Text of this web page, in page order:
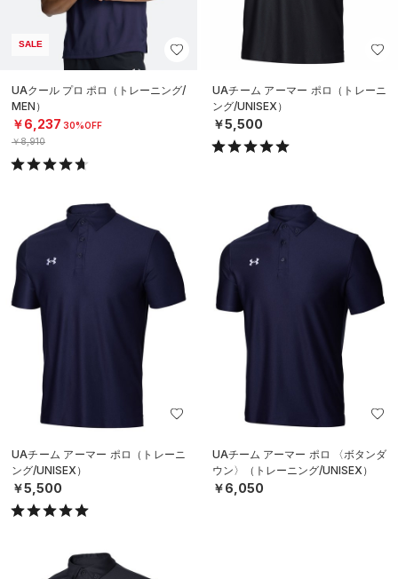
SALE
UAクール プロ ポロ（トレーニング/
MEN）
￥6,237 30%OFF
￥8,910
UAチーム アーマー ポロ（トレーニ
ング/UNISEX）
￥5,500
UAチーム アーマー ポロ（トレーニ
ング/UNISEX）
￥5,500
UAチーム アーマー ポロ 〈ボタンダ
ウン〉（トレーニング/UNISEX）
￥6,050